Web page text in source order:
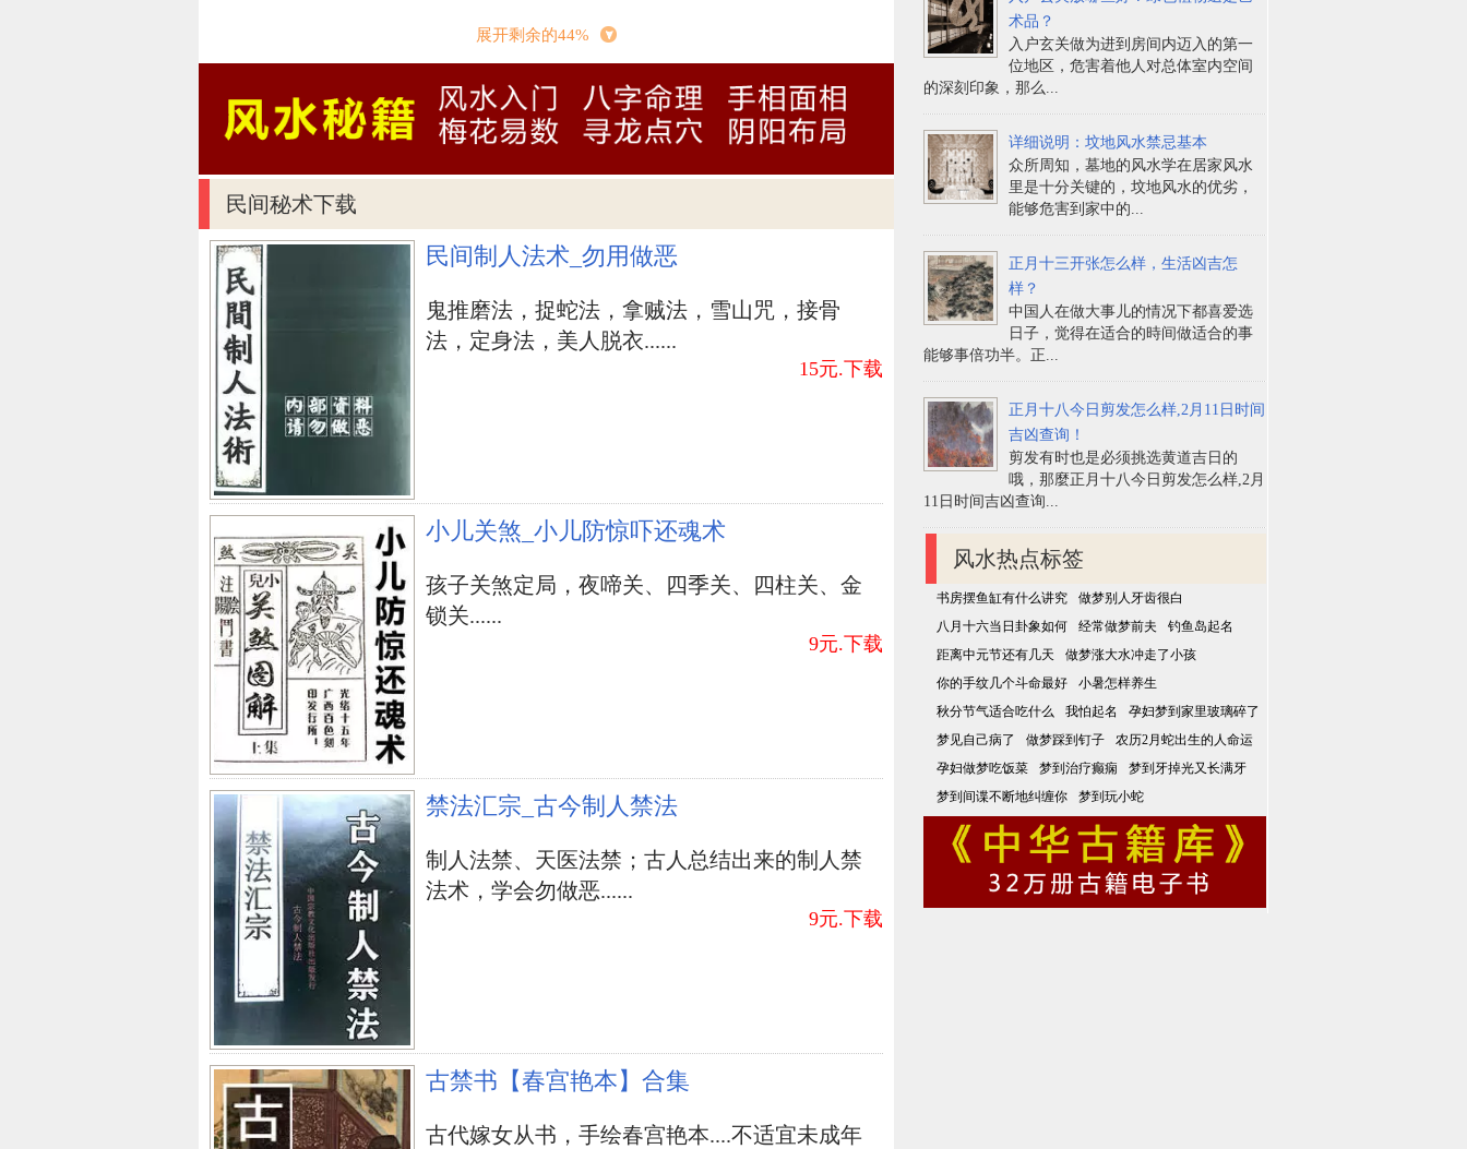
洗手间正对房间门
大家都知道、此部位是风水学的一个忌讳，假若冲着大门口、则家里易出現肠胃及
着房间门、当然、也会出現更为霉气的事，如被别人挑唆、夫妻间犯小人，都归属
于是外部要素带回的，并不是夫妻间实质的难题。若洗手间的门正对老人的门，那
麼不和睦无可避免、而且存有旧时代勾结意识、重男轻女，儿媳妇受委屈、被瞧不
起、没影响力，不管你为这一家干什么、全是理所当然的。
卧房花束放置不善
很多人都喜爱在家里的大花瓶里插一些花束，尽管能增加一时的清香、但实在是是
一个独占欲极强的心态，假若常常清除、换新还行，最少一些生活情趣与朝气蓬勃
的危害，但若等它凋谢再换就晚了，由于这是一个漫性变枯的情况，特别是在不可
以摆在卧房的西南面，会使其女士精神面貌差，思绪苦恼、消沉情况比较严重，对
婚姻生活的危害也将是一个下降的行情。全部卧房中，花束打扮还行、但是勤洗，
仿真花、塑胶制品、橡塑制品，就更要防止了，装饰的喻意就好似在欺骗自己。
中国地图风水 卫生间地面风水 色彩客厅风水 客厅西北方摆放风水 婚姻风水 风水
上一篇： 家居家具危害恋人情感的风水学及解决
展开剩余的44%
民间秘术下载
民间制人法术_勿用做恶
鬼推磨法，捉蛇法，拿贼法，雪山咒，接骨
法，定身法，美人脱衣......
15元.下载
小儿关煞_小儿防惊吓还魂术
孩子关煞定局，夜啼关、四季关、四柱关、金
锁关......
9元.下载
禁法汇宗_古今制人禁法
制人法禁、天医法禁；古人总结出来的制人禁
法术，学会勿做恶......
9元.下载
古禁书【春宫艳本】合集
古代嫁女从书，手绘春宫艳本....不适宜未成年
术品？
入户玄关做为进到房间内迈入的第一
位地区，危害着他人对总体室内空间
的深刻印象，那么...
详细说明：坟地风水禁忌基本
众所周知，墓地的风水学在居家风水
里是十分关键的，坟地风水的优劣，
能够危害到家中的...
正月十三开张怎么样，生活凶吉怎
样？
中国人在做大事儿的情况下都喜爱选
日子，觉得在适合的時间做适合的事
能够事倍功半。正...
正月十八今日剪发怎么样,2月11日时间
吉凶查询！
剪发有时也是必须挑选黄道吉日的
哦，那麼正月十八今日剪发怎么样,2月
11日时间吉凶查询...
风水热点标签
书房摆鱼缸有什么讲究
做梦别人牙齿很白
八月十六当日卦象如何
经常做梦前夫
钓鱼岛起名
距离中元节还有几天
做梦涨大水冲走了小孩
你的手纹几个斗命最好
小暑怎样养生
秋分节气适合吃什么
我怕起名
孕妇梦到家里玻璃碎了
梦见自己病了
做梦踩到钉子
农历2月蛇出生的人命运
孕妇做梦吃饭菜
梦到治疗癫痫
梦到牙掉光又长满牙
梦到间谍不断地纠缠你
梦到玩小蛇